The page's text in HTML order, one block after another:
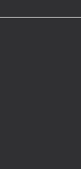
micro + ligne